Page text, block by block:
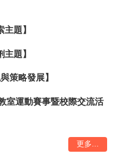
題】
題】
策略發展】
室運動賽事暨校際交流活
更多...